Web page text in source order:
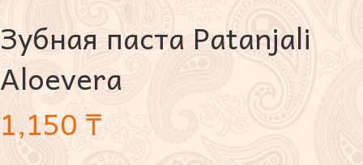
Зубная паста Рatanjali
Aloevera
1,150 ₸